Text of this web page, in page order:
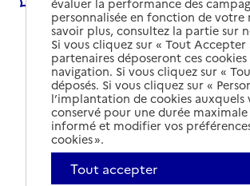
évaluer la performance des
personnalisée en fonction de
savoir plus, consultez la partie sur
Si vous cliquez sur « Tout Accepter
partenaires déposeront ces
navigation. Si vous cliquez sur «
déposés. Si vous cliquez sur «
l’implantation de cookies
conservé pour une durée
informé et modifier vos
cookies ».
Tout accepter